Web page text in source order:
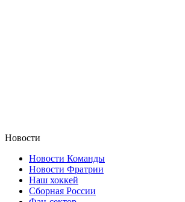
Новости
Новости Команды
Новости Фратрии
Наш хоккей
Сборная России